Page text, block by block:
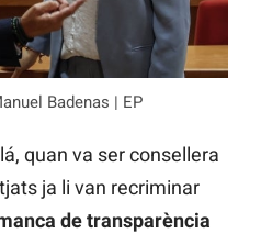
Badenas | EP
quan va ser consellera
ja li van recriminar
de transparència